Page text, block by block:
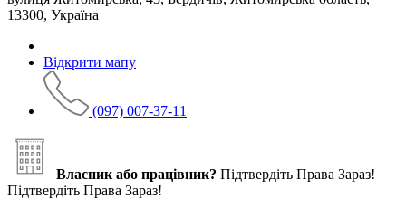
13300, Україна
Відкрити мапу
(097) 007-37-11
Власник або працівник? Підтвердіть Права Зараз!
Підтвердіть Права Зараз!